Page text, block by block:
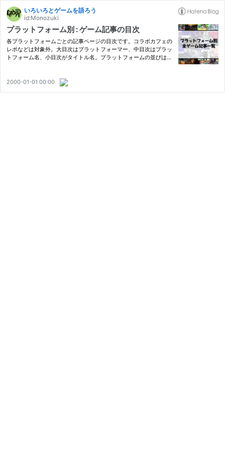
いろいろとゲームを語ろう
id:Monozuki
プラットフォーム別 : ゲーム記事の目次
各プラットフォームごとの記事ページの目次です。コラボカフェの
レポなどは対象外。大目次はプラットフォーマー、中目次はプラッ
トフォーム名、小目次がタイトル名。プラットフォームの並びは発
2000-01-01 00:00